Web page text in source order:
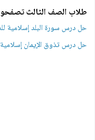
طلاب الصف الثالث
حل درس سورة البلد إسلامية
حل درس تذوق الإيمان